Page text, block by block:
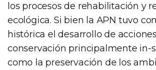
los procesos de rehabilitación y
ecológica. Si bien la APN tuvo
histórica el desarrollo de
conservación principalmente in-
como la preservación de los